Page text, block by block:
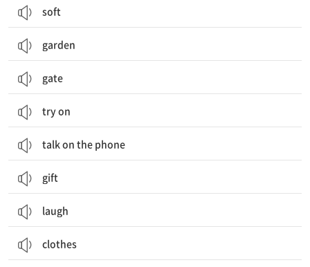
soft
garden
gate
try on
talk on the phone
gift
laugh
clothes